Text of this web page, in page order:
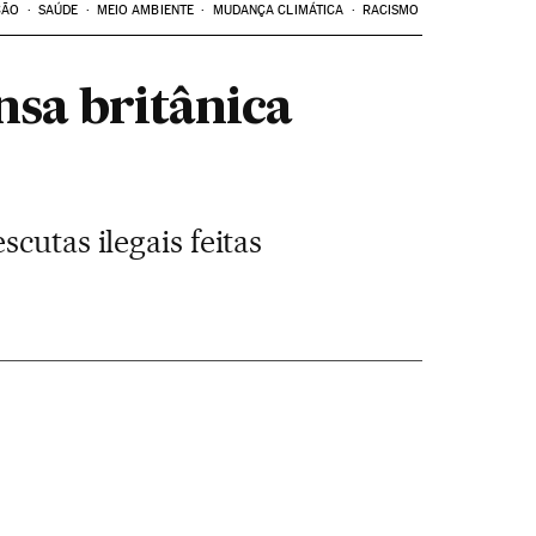
SAÚDE MEIO AMBIENTE MUDANÇA CLIMÁTICA RACISMO
britânica
ilegais feitas